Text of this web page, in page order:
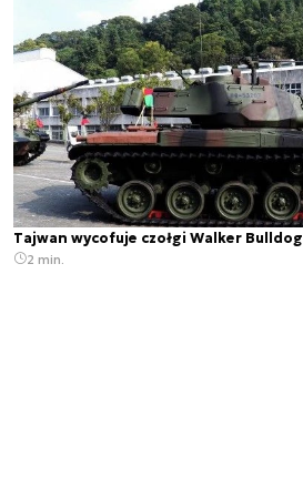
Tajwan wycofuje czołgi Walker Bulldog
2 min.